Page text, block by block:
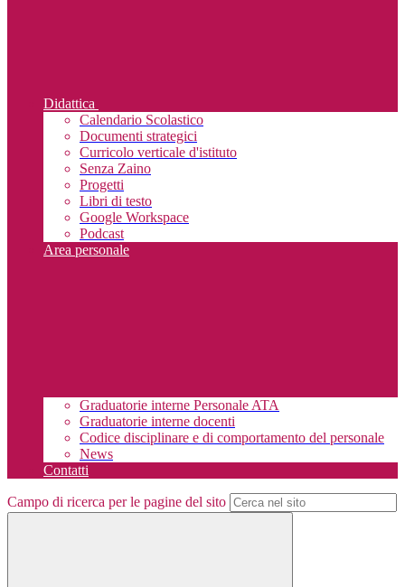
Didattica
Calendario Scolastico
Documenti strategici
Curricolo verticale d'istituto
Senza Zaino
Progetti
Libri di testo
Google Workspace
Podcast
Area personale
Graduatorie interne Personale ATA
Graduatorie interne docenti
Codice disciplinare e di comportamento del personale
News
Contatti
Campo di ricerca per le pagine del sito